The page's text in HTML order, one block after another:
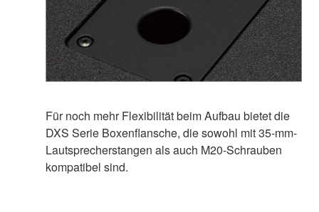
Für noch mehr Flexibilität beim Aufbau bietet die
DXS Serie Boxenflansche, die sowohl mit 35-mm-
Lautsprecherstangen als auch M20-Schrauben
kompatibel sind.